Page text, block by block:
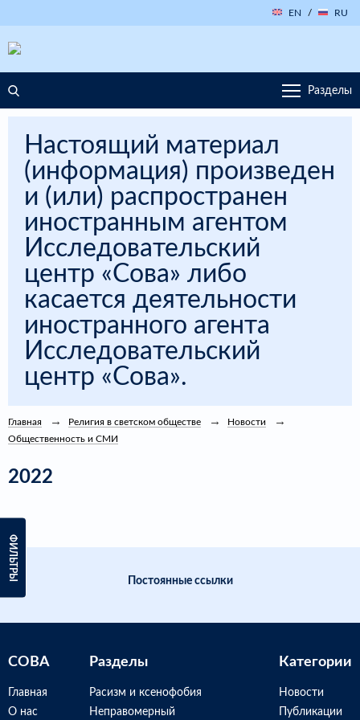
EN / RU
Разделы
Настоящий материал
(информация) произведен
и (или) распространен
иностранным агентом
Исследовательский
центр «Сова» либо
касается деятельности
иностранного агента
Исследовательский
центр «Сова».
ФИЛЬТРЫ
Главная Религия в светском обществе
Новости
Общественность и СМИ
2022
Постоянные ссылки
СОВА
Главная
О нас
Разделы
Расизм и ксенофобия
Неправомерный
Категории
Новости
Публикации